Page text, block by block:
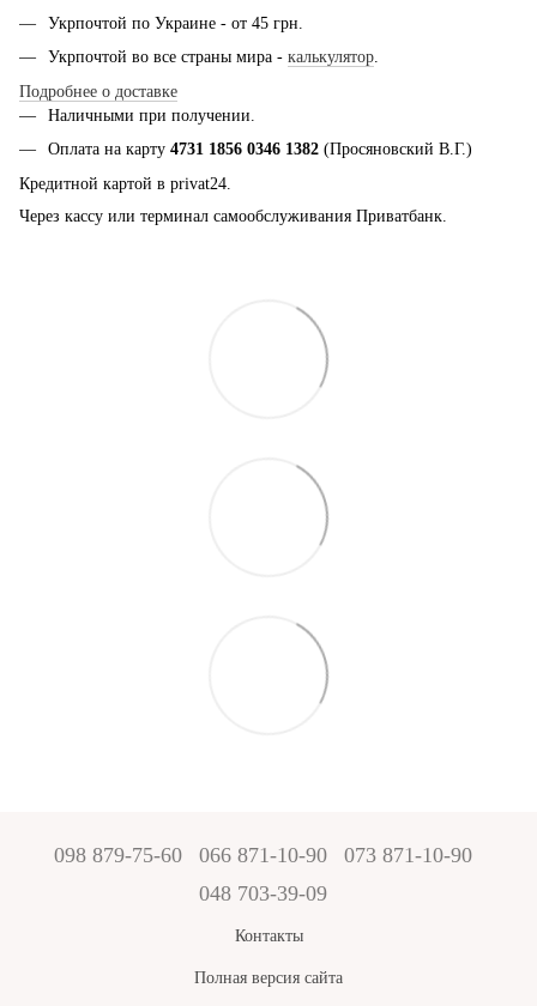
Укрпочтой по Украине - от 45 грн.
Укрпочтой во все страны мира - калькулятор.
Подробнее о доставке
Наличными при получении.
Оплата на карту 4731 1856 0346 1382 (Просяновский В.Г.)
Кредитной картой в privat24.
Через кассу или терминал самообслуживания Приватбанк.
098 879-75-60 066 871-10-90
073 871-10-90
048 703-39-09
Контакты
Полная версия сайта